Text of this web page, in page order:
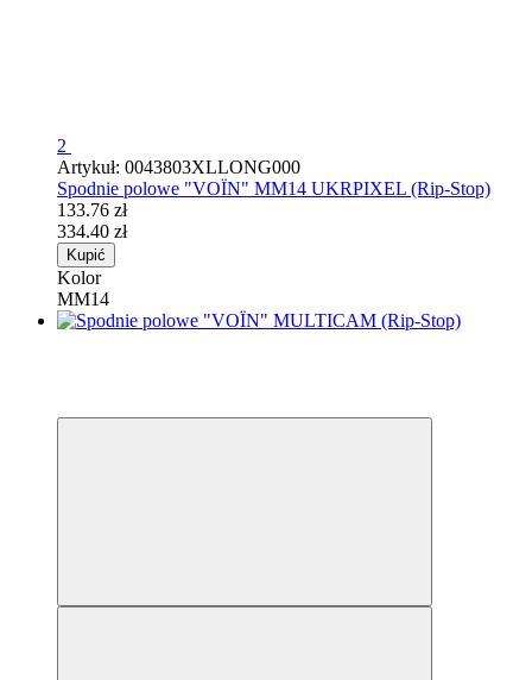
2
Artykuł: 0043803XLLONG000
Spodnie polowe "VOЇN" MM14 UKRPIXEL (Rip-Stop)
133.76 zł
334.40 zł
Kupić
Kolor
ММ14